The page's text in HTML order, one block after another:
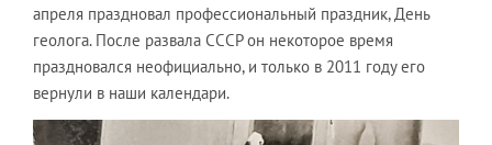
апреля праздновал профессиональный праздник, День
геолога. После развала СССР он некоторое время
праздновался неофициально, и только в 2011 году его
вернули в наши календари.